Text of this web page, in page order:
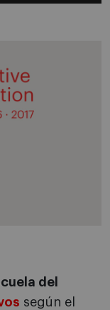
del
según el